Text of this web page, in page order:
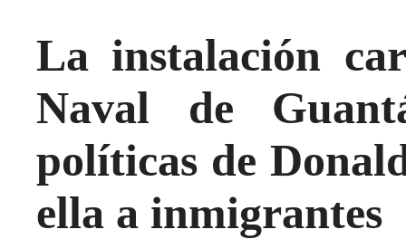
La instalación
Naval de
políticas de
ella a inmigrantes